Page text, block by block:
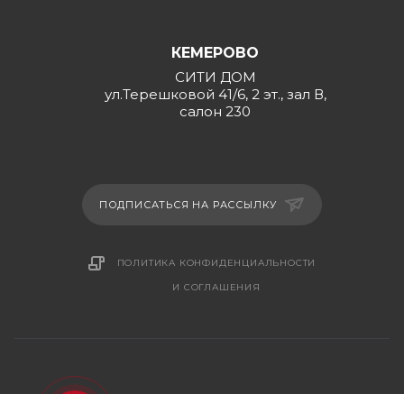
КЕМЕРОВО
СИТИ ДОМ
ул.Терешковой 41/6, 2 эт., зал В,
салон 230
ПОДПИСАТЬСЯ НА РАССЫЛКУ
ПОЛИТИКА КОНФИДЕНЦИАЛЬНОСТИ
И СОГЛАШЕНИЯ